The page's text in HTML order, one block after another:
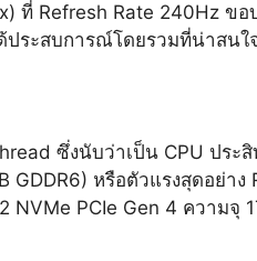
ที่ Refresh Rate 240Hz ขอ
ระสบการณ์โดยรวมที่น่าสนใ
ซึ่งนับว่าเป็น CPU ประ
หรือตัวแรงสุดอย่าง
PCIe Gen 4 ความจุ